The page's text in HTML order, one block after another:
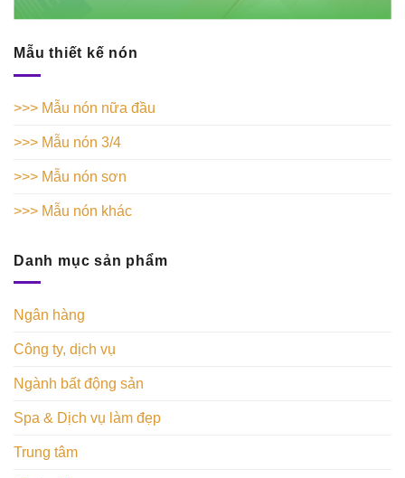
Mẫu thiết kế nón
>>> Mẫu nón nữa đầu
>>> Mẫu nón 3/4
>>> Mẫu nón sơn
>>> Mẫu nón khác
Danh mục sản phẩm
Ngân hàng
Công ty, dịch vụ
Ngành bất động sản
Spa & Dịch vụ làm đẹp
Trung tâm